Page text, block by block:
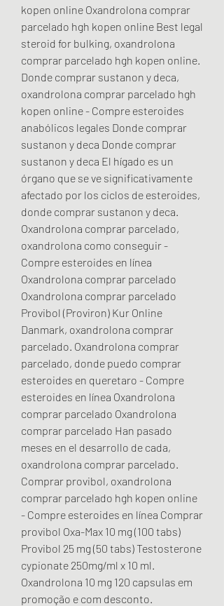
kopen online Oxandrolona comprar
parcelado hgh kopen online Best legal
steroid for bulking, oxandrolona
comprar parcelado hgh kopen online.
Donde comprar sustanon y deca,
oxandrolona comprar parcelado hgh
kopen online - Compre esteroides
anabólicos legales Donde comprar
sustanon y deca Donde comprar
sustanon y deca El hígado es un
órgano que se ve significativamente
afectado por los ciclos de esteroides,
donde comprar sustanon y deca.
Oxandrolona comprar parcelado,
oxandrolona como conseguir -
Compre esteroides en línea
Oxandrolona comprar parcelado
Oxandrolona comprar parcelado
Provibol (Proviron) Kur Online
Danmark, oxandrolona comprar
parcelado. Oxandrolona comprar
parcelado, donde puedo comprar
esteroides en queretaro - Compre
esteroides en línea Oxandrolona
comprar parcelado Oxandrolona
comprar parcelado Han pasado
meses en el desarrollo de cada,
oxandrolona comprar parcelado.
Comprar provibol, oxandrolona
comprar parcelado hgh kopen online
- Compre esteroides en línea Comprar
provibol Oxa-Max 10 mg (100 tabs)
Provibol 25 mg (50 tabs) Testosterone
cypionate 250mg/ml x 10 ml.
Oxandrolona 10 mg 120 capsulas em
promoção e com desconto.